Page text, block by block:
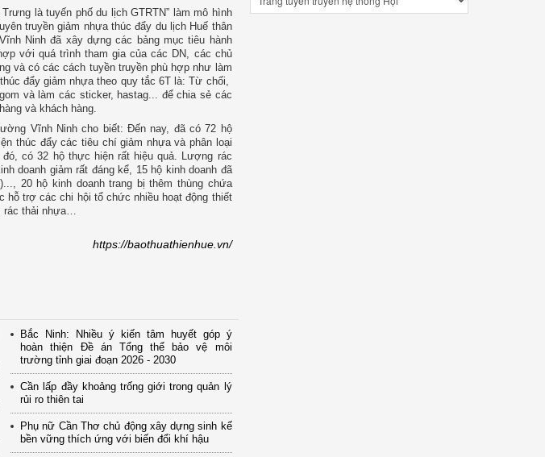
là tuyến phố du lịch GTRTN” làm mô hình
truyền giảm nhựa thúc đẩy du lịch Huế thân
Ninh đã xây dựng các bảng mục tiêu hành
với quá trình tham gia của các DN, các chủ
và có các cách tuyền truyền phù hợp như làm
đẩy giảm nhựa theo quy tắc 6T là: Từ chối,
và làm các sticker, hastag... để chia sẻ các
và khách hàng.
Vĩnh Ninh cho biết: Đến nay, đã có 72 hộ
thúc đẩy các tiêu chí giảm nhựa và phân loại
có 32 hộ thực hiện rất hiệu quả. Lượng rác
doanh giảm rất đáng kể, 15 hộ kinh doanh đã
20 hộ kinh doanh trang bị thêm thùng chứa
hỗ trợ các chi hội tổ chức nhiều hoạt động thiết
rác thải nhựa…
https://baothuathienhue.vn/
Bắc Ninh: Nhiều ý kiến tâm huyết góp ý
hoàn thiện Đề án Tổng thể bảo vệ môi
trường tỉnh giai đoạn 2026 - 2030
Cần lấp đầy khoảng trống giới trong quản lý
rủi ro thiên tai
Phụ nữ Cần Thơ chủ động xây dựng sinh kế
bền vững thích ứng với biến đổi khí hậu